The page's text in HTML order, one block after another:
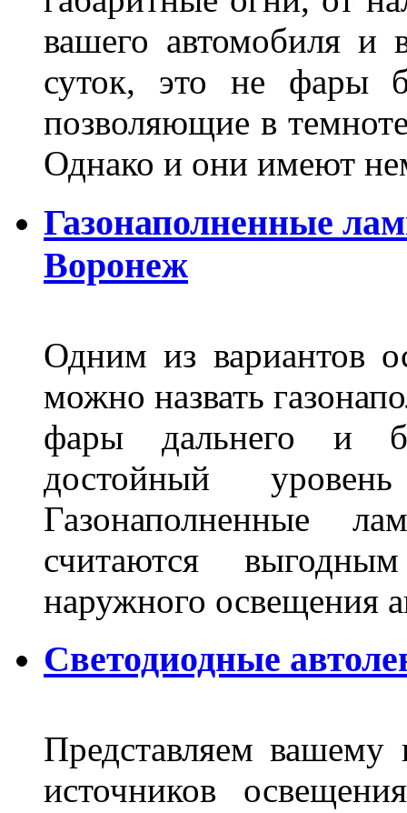
вашего автомобиля и
суток, это не фары
позволяющие в
Однако и они имеют
Газонаполненные
Воронеж
Одним из вариантов
можно назвать
фары дальнего и
достойный
Газонаполненные
считаются
наружного освещения
Светодиодные
Представляем
источников